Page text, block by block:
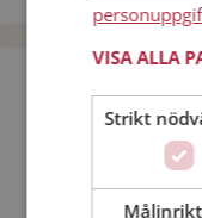
Bli
VISA ALLA
Strikt